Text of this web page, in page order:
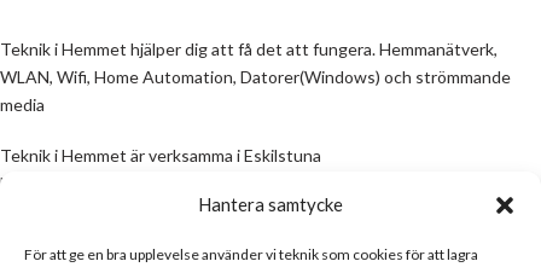
Hantera samtycke
För att ge en bra upplevelse använder vi teknik som cookies för att lagra
Teknik i Hemmet hjälper dig att få det att fungera. Hemmanätverk,
WLAN, Wifi, Home Automation, Datorer(Windows) och strömmande
media
Teknik i Hemmet är verksamma i Eskilstuna
Email:
All information på denna sida skall ses som en guide, inte en manual. Om